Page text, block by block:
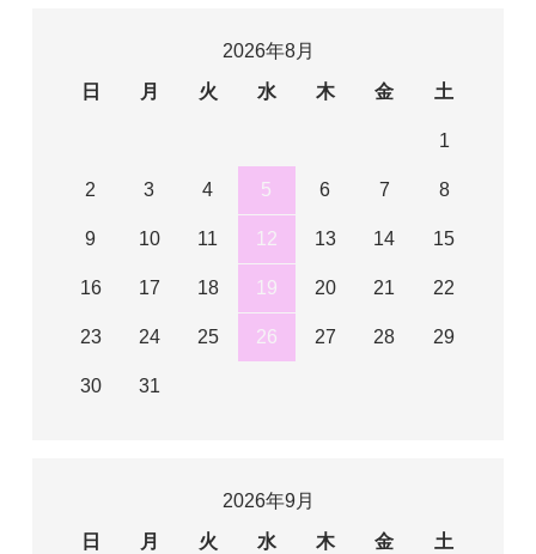
2026年8月
日
月 火 水 木 金 土
1
2 3 4 5 6 7 8
9 10 11 12 13 14 15
16 17 18 19 20 21 22
23 24 25 26 27 28 29
30 31
2026年9月
日
月 火 水 木 金 土